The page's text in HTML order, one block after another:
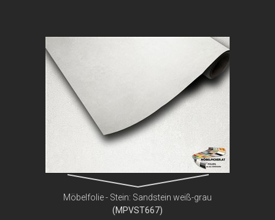
Möbelfolie - Stein: Sandstein weiß-grau
(MPVST667)